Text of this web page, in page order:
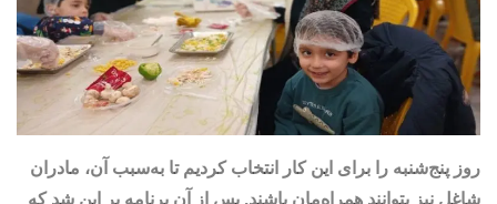
روز پنج‌شنبه را برای این کار انتخاب کردیم تا به‌سبب آن، مادران
شاغل نیز بتوانند همراه‌مان باشند. پس از آن برنامه بر این شد که